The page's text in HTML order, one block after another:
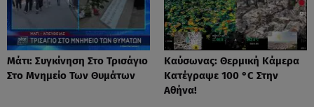
Μάτι: Συγκίνηση Στο Τρισάγιο
Στο Μνημείο Των Θυμάτων
Καύσωνας: Θερμική Κάμερα
Κατέγραψε 100 °C Στην
Αθήνα!